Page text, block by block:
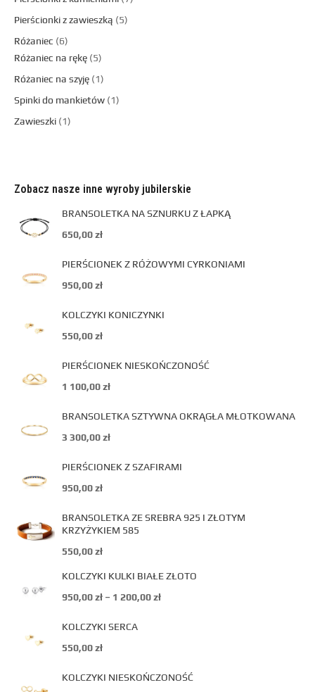
Pierścionki z zawieszką
5
Różaniec
6
Różaniec na rękę 5
Różaniec na szyję 1
Spinki do mankietów 1
Zawieszki 1
Zobacz nasze inne wyroby jubilerskie
BRANSOLETKA NA SZNURKU Z ŁAPKĄ
650,00zł
PIERŚCIONEK Z RÓŻOWYMI CYRKONIAMI
950,00zł
KOLCZYKI KONICZYNKI
550,00zł
PIERŚCIONEK NIESKOŃCZONOŚĆ
1 100,00zł
BRANSOLETKA SZTYWNA OKRĄGŁA MŁOTKOWANA
3 300,00zł
PIERŚCIONEK Z SZAFIRAMI
950,00zł
BRANSOLETKA ZE SREBRA 925 I ZŁOTYM
KRZYŻYKIEM 585
550,00zł
KOLCZYKI KULKI BIAŁE ZŁOTO
950,00zł – 1 200,00zł
KOLCZYKI SERCA
550,00zł
KOLCZYKI NIESKOŃCZONOŚĆ